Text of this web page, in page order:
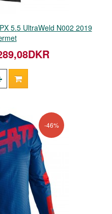
5.5 UltraWeld N002 2019
-46%